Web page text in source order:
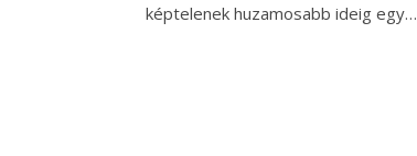
képtelenek huzamosabb ideig egy…